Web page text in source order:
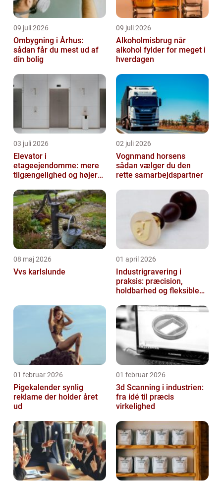
09 juli 2026
Ombygning i Århus:
sådan får du mest ud af
din bolig
09 juli 2026
Alkoholmisbrug når
alkohol fylder for meget i
hverdagen
03 juli 2026
Elevator i
etageejendomme: mere
tilgængelighed og højere
02 juli 2026
Vognmand horsens
sådan vælger du den
rette samarbejdspartner
08 maj 2026
Vvs karlslunde
01 april 2026
Industrigravering i
praksis: præcision,
holdbarhed og fleksible
01 februar 2026
Pigekalender synlig
reklame der holder året
ud
01 februar 2026
3d Scanning i industrien:
fra idé til præcis
virkelighed